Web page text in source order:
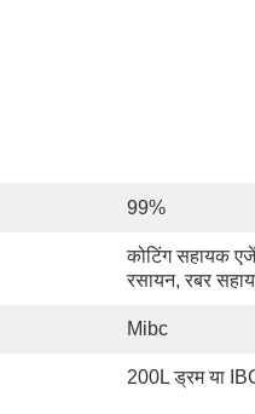
99%
कोटिंग सहायक
रसायन, रबर
Mibc
200L ड्रम या